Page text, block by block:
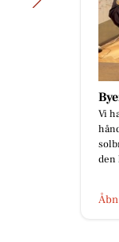
Vi
den